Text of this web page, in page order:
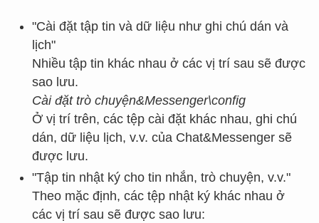
"Cài đặt tập tin và dữ liệu như ghi chú dán và
lịch"
Nhiều tập tin khác nhau ở các vị trí sau sẽ được
sao lưu.
Cài đặt trò chuyện&Messenger\config
Ở vị trí trên, các tệp cài đặt khác nhau, ghi chú
dán, dữ liệu lịch, v.v. của Chat&Messenger sẽ
được lưu.
"Tập tin nhật ký cho tin nhắn, trò chuyện, v.v."
Theo mặc định, các tệp nhật ký khác nhau ở
các vị trí sau sẽ được sao lưu: